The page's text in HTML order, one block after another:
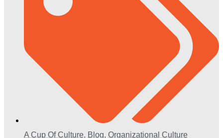
A Cup Of Culture, Blog, Organizational Culture